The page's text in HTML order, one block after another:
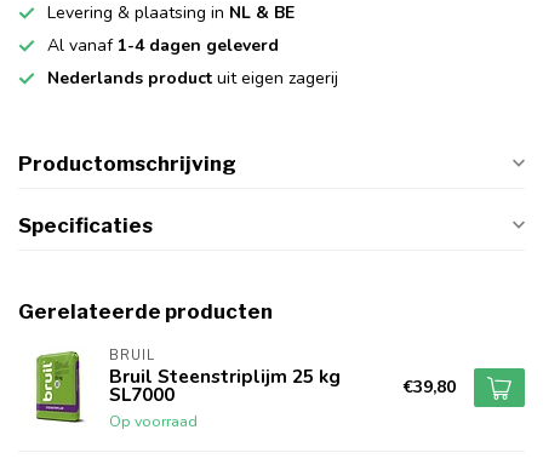
Levering & plaatsing in NL & BE
Al vanaf 1-4 dagen geleverd
Nederlands product uit eigen zagerij
Productomschrijving
Specificaties
Gerelateerde producten
BRUIL
Bruil Steenstriplijm 25 kg
SL7000
Op voorraad
€39,80